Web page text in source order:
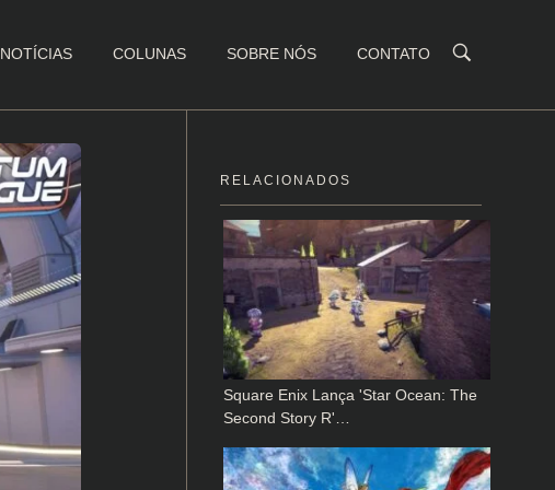
NOTÍCIAS COLUNAS SOBRE NÓS CONTATO
RELACIONADOS
Square Enix Lança 'Star Ocean: The
Second Story R'…